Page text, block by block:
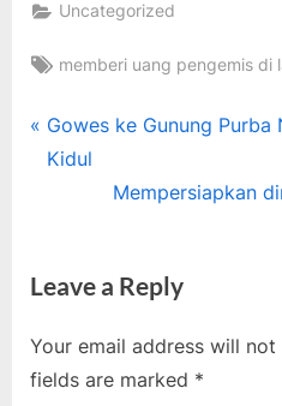
Uncategorized
Tags:
memberi uang pengemis di
Post
navigation
P
r
o
s
P
Gowes ke Gunung Purba
Kidul
N
t
o
s
Mempersiapkan
Leave a Reply
Your email address will not
fields are marked *